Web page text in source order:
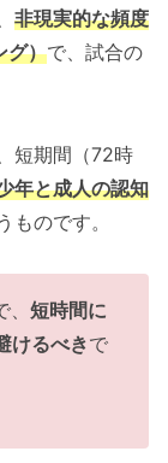
非現実的な頻度
グ）で、試合の
短期間（72時
年と成人の認知
ものです。
短時間に
けるべきで